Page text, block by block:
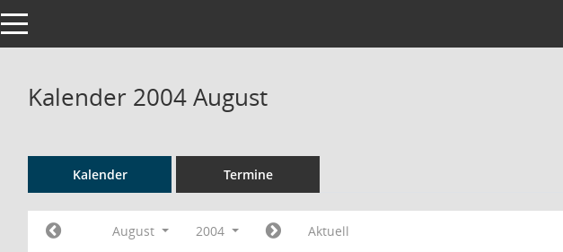
Toggle navigation
Kalender 2004 August
Kalender Termine
August 2004 Aktuell